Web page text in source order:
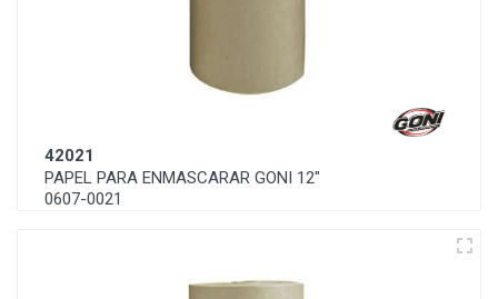
42021
PAPEL PARA ENMASCARAR GONI 12"
0607-0021